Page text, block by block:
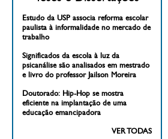
Estudo da USP associa reforma escolar
paulista à informalidade no mercado de
trabalho
Significados da escola à luz da
psicanálise são analisados em mestrado
e livro do professor Jailson Moreira
Doutorado: Hip-Hop se mostra
eficiente na implantação de uma
educação emancipadora
VER TODAS